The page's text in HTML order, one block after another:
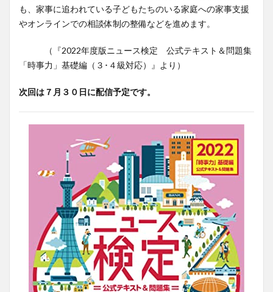
も、家事に追われている子どもたちのいる家庭への家事支援
やオンラインでの相談体制の整備などを進めます。
（『2022年度版ニュース検定 公式テキスト＆問題集
「時事力」基礎編（３･４級対応）』より）
次回は７月３０日に配信予定です。